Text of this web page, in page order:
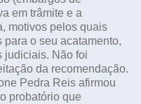
em trâmite e a
motivos pelos quais
o seu acatamento,
judiciais. Não foi
da recomendação.
Pedra Reis afirmou
probatório que